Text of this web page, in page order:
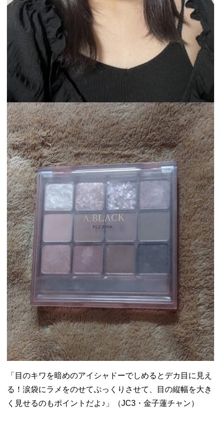
「目のキワを暗めのアイシャドーでしめるとデカ目に見え
る！涙袋にラメをのせてぷっくりさせて、目の縦幅を大き
く見せるのもポイントだよ♪」（JC3・金子蓮チャン）